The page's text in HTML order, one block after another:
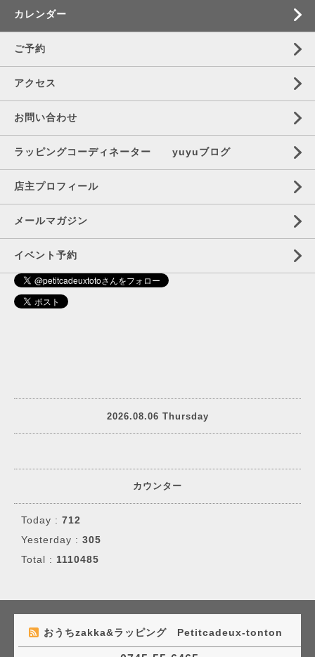
カレンダー
ご予約
アクセス
お問い合わせ
ラッピングコーディネーター yuyuブログ
店主プロフィール
メールマガジン
イベント予約
2026.08.06 Thursday
カウンター
Today : 712
Yesterday : 305
Total : 1110485
おうちzakka&ラッピング Petitcadeux-tonton